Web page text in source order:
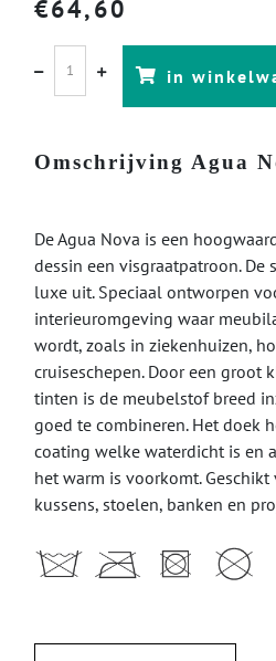
€64,60
in
Omschrijving Agua
De Agua Nova is een
dessin een visgraatpatroon. De
luxe uit. Speciaal ontworpen
interieuromgeving waar
wordt, zoals in ziekenhuizen,
cruiseschepen. Door een groot
tinten is de meubelstof breed
goed te combineren. Het doek
coating welke waterdicht is en
het warm is voorkomt.
kussens, stoelen, banken en